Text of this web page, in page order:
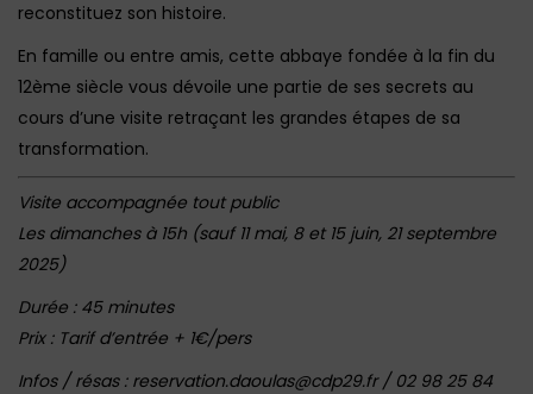
reconstituez son histoire.
En famille ou entre amis, cette abbaye fondée à la fin du
12ème siècle vous dévoile une partie de ses secrets au
cours d’une visite retraçant les grandes étapes de sa
transformation.
Visite accompagnée tout public
Les dimanches à 15h (sauf 11 mai, 8 et 15 juin, 21 septembre
2025)
Durée : 45 minutes
Prix : Tarif d’entrée + 1€/pers‎
Infos / résas : reservation.daoulas@cdp29.fr / 02 98 25 84